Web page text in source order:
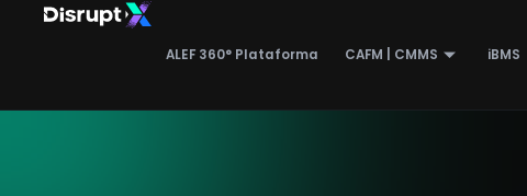
ALEF 360° Plataforma CAFM | CMMS iBMS